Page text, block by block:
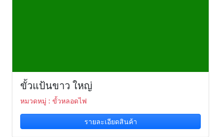
ขั้วแป้นขาว ใหญ่
หมวดหมู่ : ขั้วหลอดไฟ
รายละเอียดสินค้า